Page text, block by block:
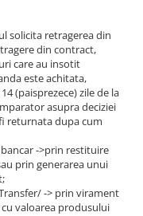
solicita retragerea din
din contract,
care au insotit
este achitata,
(paisprezece) zile de la
asupra deciziei
returnata dupa cum
->prin restituire
prin generarea unui
-> prin virament
valoarea produsului